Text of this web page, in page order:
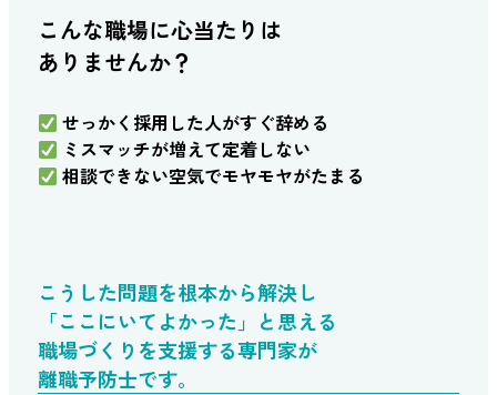
こんな職場に心当たりは
ありませんか？
せっかく採用した人がすぐ辞める
ミスマッチが増えて定着しない
相談できない空気でモヤモヤがたまる
こうした問題を根本から解決し
「ここにいてよかった」と思える
職場づくりを支援する専門家が
離職予防士です。